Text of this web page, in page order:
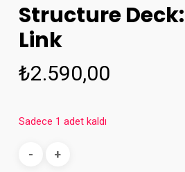
Structure
Link
₺2.590,00
Sadece 1 adet kaldı